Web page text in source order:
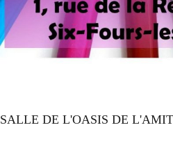
SALLE DE L'OASIS DE